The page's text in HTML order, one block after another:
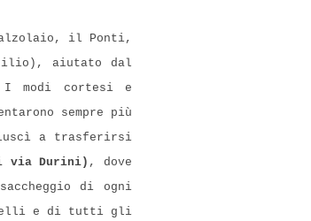
il Ponti,
aiutato dal
I modi cortesi e
sempre più
a trasferirsi
via Durini) , dove
di ogni
pelli e di tutti gli